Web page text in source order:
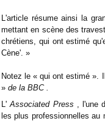
L'article résume ainsi la
mettant en scène des
chrétiens, qui ont estimé
Cène'. »
Notez le « qui ont estimé ».
» de la BBC .
L'Associated Press , l'une
les plus professionnelles au